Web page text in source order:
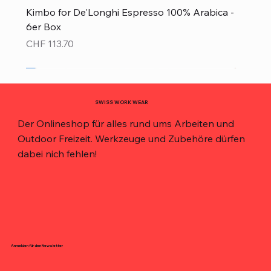
Kimbo for De'Longhi Espresso 100% Arabica -
6er Box
Preis
CHF 113.70
SWISS WORK WEAR
Der Onlineshop für alles rund ums Arbeiten und
Outdoor Freizeit. Werkzeuge und Zubehöre dürfen
dabei nich fehlen!
Anmelden für den Newsletter